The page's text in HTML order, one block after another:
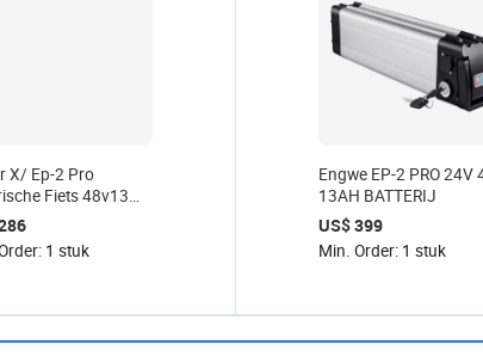
X/ Ep-2 Pro
Fiets 48v13
Accu, Opvouwbare
Ep-2 Boost 750W
1 stuk
Engwe EP-2 PRO 24V
13AH BATTERIJ
US$ 399
Min. Order: 1 stuk